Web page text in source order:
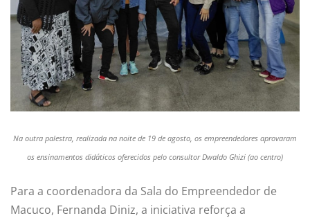
Na outra palestra, realizada na noite de 19 de agosto, os empreendedores aprovaram
os ensinamentos didáticos oferecidos pelo consultor Dwaldo Ghizi (ao centro)
Para a coordenadora da Sala do Empreendedor de
Macuco, Fernanda Diniz, a iniciativa reforça a